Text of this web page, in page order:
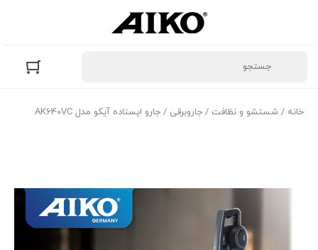
خانه / شستشو و نظافت / جاروبرقی / جارو ایستاده آیکو مدل AK640VC